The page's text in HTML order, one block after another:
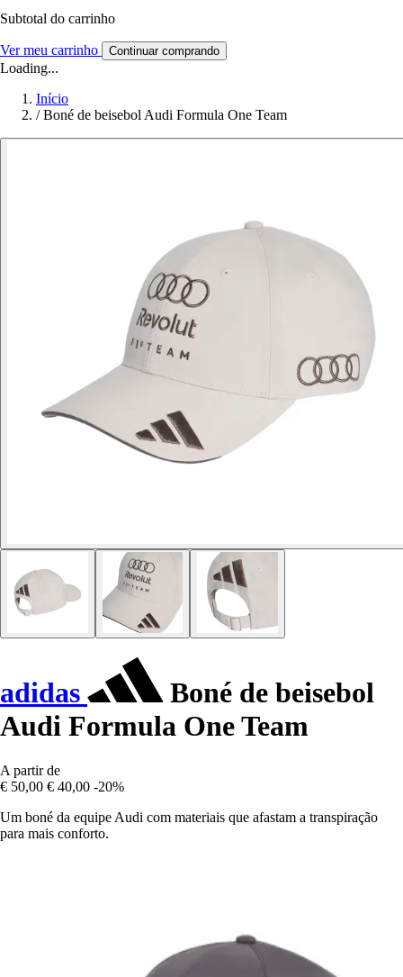
Subtotal do carrinho
Ver meu carrinho Continuar comprando
Loading...
Início
/ Boné de beisebol Audi Formula One Team
adidas
Boné de beisebol
Audi Formula One Team
A partir de
€ 50,00 € 40,00 -20%
Um boné da equipe Audi com materiais que afastam a transpiração
para mais conforto.